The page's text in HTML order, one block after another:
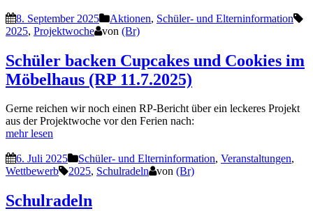
8. September 2025 Aktionen, Schüler- und Elterninformation
2025, Projektwoche von (Br)
Schüler backen Cupcakes und Cookies im
Möbelhaus (RP 11.7.2025)
Gerne reichen wir noch einen RP-Bericht über ein leckeres Projekt
aus der Projektwoche vor den Ferien nach:
mehr lesen
6. Juli 2025 Schüler- und Elterninformation, Veranstaltungen,
Wettbewerb
2025, Schulradeln von (Br)
Schulradeln